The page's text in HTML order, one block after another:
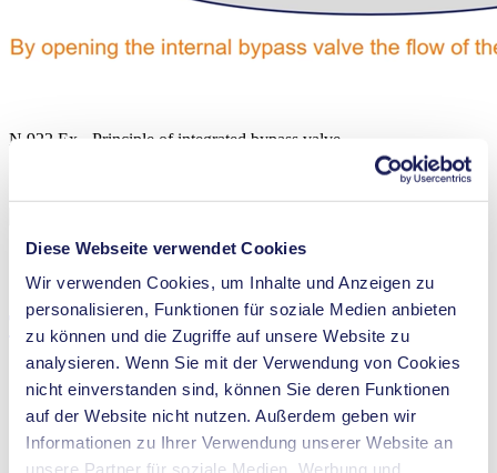
Diese Webseite verwendet Cookies
Wir verwenden Cookies, um Inhalte und Anzeigen zu
personalisieren, Funktionen für soziale Medien anbieten
zu können und die Zugriffe auf unsere Website zu
analysieren. Wenn Sie mit der Verwendung von Cookies
nicht einverstanden sind, können Sie deren Funktionen
auf der Website nicht nutzen. Außerdem geben wir
Informationen zu Ihrer Verwendung unserer Website an
unsere Partner für soziale Medien, Werbung und
N 922 Ex - Principle of integrated bypass valve
Technische Details
Förderleistung (max.)
16 l/min
bar (rel.)